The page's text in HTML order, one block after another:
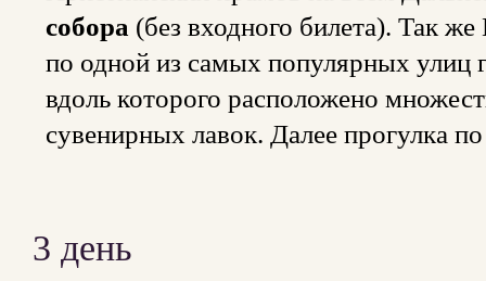
собора (без входного билета). Так
по одной из самых популярных улиц
вдоль которого расположено
сувенирных лавок. Далее прогулка
3 день